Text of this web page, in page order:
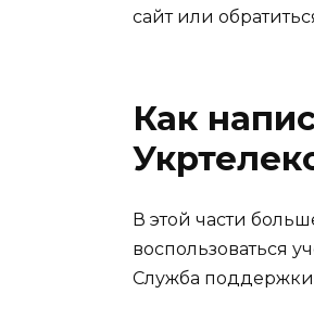
сайт или
Как
В этой части
воспользоваться
Служба поддержки